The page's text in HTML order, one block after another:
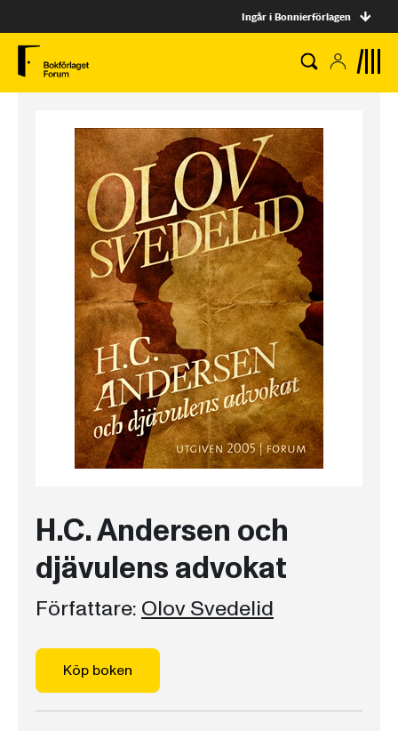
Ingår i Bonnierförlagen
H.C. Andersen och
djävulens advokat
Författare: Olov Svedelid
Köp boken